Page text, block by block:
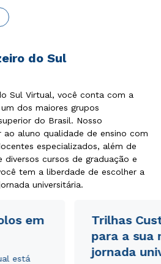
do Sul
Sul Virtual, você conta com a
dos maiores grupos
do Brasil. Nosso
aluno qualidade de ensino com
especializados, além de
diversos cursos de graduação e
tem a liberdade de escolher a
universitária.
em
está
Trilhas
para a sua
jornada